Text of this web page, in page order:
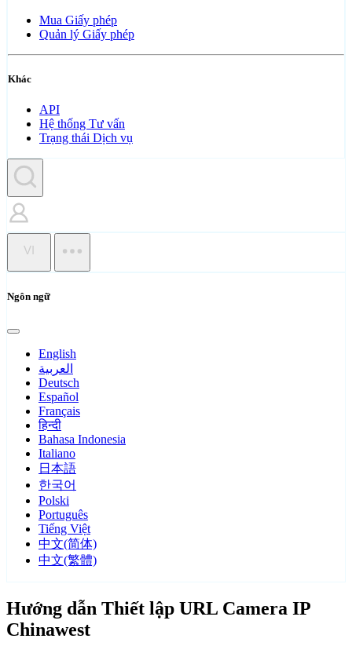
Mua Giấy phép
Quản lý Giấy phép
Khác
API
Hệ thống Tư vấn
Trạng thái Dịch vụ
VI
Ngôn ngữ
English
العربية
Deutsch
Español
Français
हिन्दी
Bahasa Indonesia
Italiano
日本語
한국어
Polski
Português
Tiếng Việt
中文(简体)
中文(繁體)
Hướng dẫn Thiết lập URL Camera IP
Chinawest